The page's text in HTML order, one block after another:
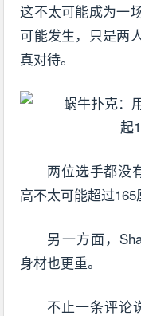
这不太可能成为一
可能发生，只是两
真对待。
两位选手都没
高不太可能超过165
另一方面，
身材也更重。
不止一条评论